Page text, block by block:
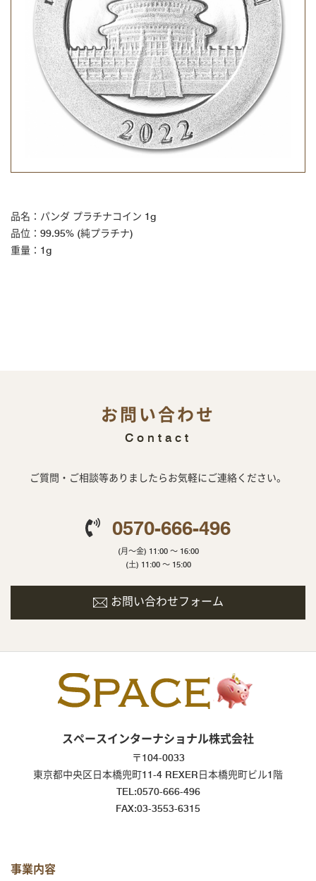
品名：パンダ プラチナコイン 1g
品位：99.95% (純プラチナ)
重量：1g
お問い合わせ
Contact
ご質問・ご相談等ありましたらお気軽にご連絡ください。
0570-666-496
(月～金) 11:00 ～ 16:00
(土) 11:00 ～ 15:00
お問い合わせフォーム
スペースインターナショナル株式会社
〒104-0033
東京都中央区日本橋兜町11-4 REXER日本橋兜町ビル1階
TEL:0570-666-496
FAX:03-3553-6315
事業内容